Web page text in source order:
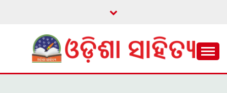
ଓଡ଼ିଶା ସାହିତ୍ୟ